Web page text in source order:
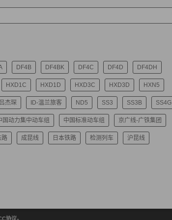
DF4B DF4BK DF4C DF4D DF4DH
HXD1C HXD1D HXD3C HXD3D HXN5
杰琛 ID-温兰旅客 ND5 SS3 SS3B SS4G
国动力集中动车组 中国标准动车组 京广线-广铁集团
路 成昆线 日本铁路 检测列车 沪昆线
协议。